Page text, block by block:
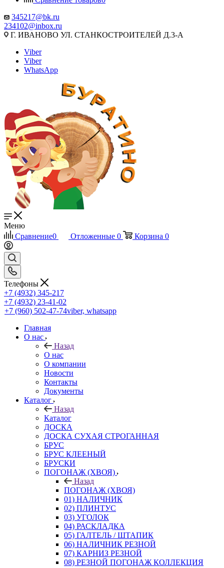
345217@bk.ru
234102@inbox.ru
Г. ИВАНОВО УЛ. СТАНКОСТРОИТЕЛЕЙ Д.3-А
Viber
Viber
WhatsApp
Меню
Сравнение0 Отложенные 0 Корзина 0
Телефоны
+7 (4932) 345-217
+7 (4932) 23-41-02
+7 (960) 502-47-74viber, whatsapp
Главная
О нас
Назад
О нас
О компании
Новости
Контакты
Документы
Каталог
Назад
Каталог
ДОСКА
ДОСКА СУХАЯ СТРОГАННАЯ
БРУС
БРУС КЛЕЕНЫЙ
БРУСКИ
ПОГОНАЖ (ХВОЯ)
Назад
ПОГОНАЖ (ХВОЯ)
01) НАЛИЧНИК
02) ПЛИНТУС
03) УГОЛОК
04) РАСКЛАДКА
05) ГАЛТЕЛЬ / ШТАПИК
06) НАЛИЧНИК РЕЗНОЙ
07) КАРНИЗ РЕЗНОЙ
08) РЕЗНОЙ ПОГОНАЖ КОЛЛЕКЦИЯ